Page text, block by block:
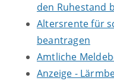
den Ruhestand
Altersrente für
beantragen
Amtliche
Anzeige -